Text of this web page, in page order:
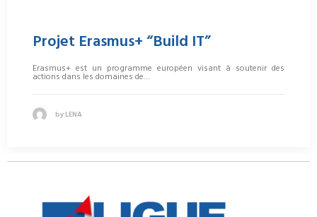
Projet Erasmus+ “Build IT”
Erasmus+ est un programme européen visant à soutenir des
actions dans les domaines de…
by LENA